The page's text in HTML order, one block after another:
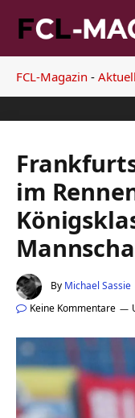
FCL-Magazin -
im
By Michael Sassie
Keine Kommentare